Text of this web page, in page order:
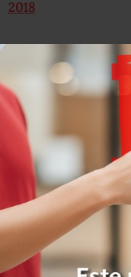
2018
Recibe a
Peña
Durante la mañana
con Enrique Peña
casa de campaña,
Monterrey, al
Antes de partir
reconoció la
1988, 1994 y 2000: